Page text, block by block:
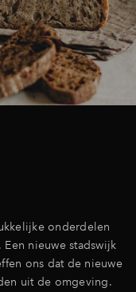
onderdelen
nieuwe stadswijk
ons dat de nieuwe
uit de omgeving.